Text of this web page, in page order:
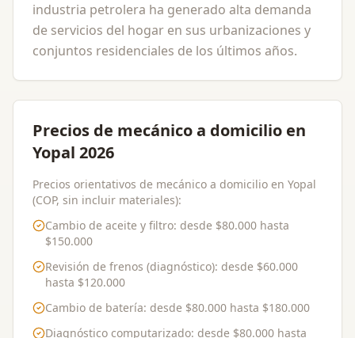
industria petrolera ha generado alta demanda
de servicios del hogar en sus urbanizaciones y
conjuntos residenciales de los últimos años.
Precios de mecánico a domicilio en
Yopal 2026
Precios orientativos de mecánico a domicilio en Yopal
(COP, sin incluir materiales):
Cambio de aceite y filtro: desde $80.000 hasta
$150.000
Revisión de frenos (diagnóstico): desde $60.000
hasta $120.000
Cambio de batería: desde $80.000 hasta $180.000
Diagnóstico computarizado: desde $80.000 hasta